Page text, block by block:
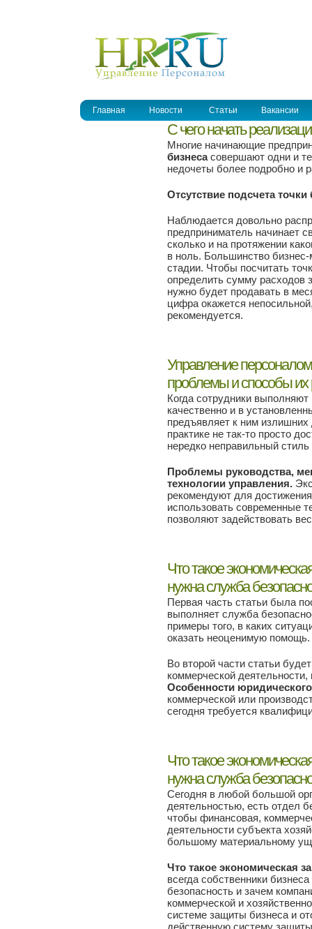
Главная Новости Статьи Вакансии
С чего начать
Многие начинающие
бизнесасовершают одни и
недочеты более подробно и
Отсутствие подсчета
Наблюдается довольно
предприниматель начинает
сколько и на протяжении
в ноль. Большинство
стадии. Чтобы посчитать
определить сумму расходов
нужно будет продавать в
цифра окажется
рекомендуется.
Управление
проблемы и способы
Когда сотрудники
качественно и в
предъявляет к ним
практике не так-то просто
нередко неправильный стиль
Проблемы руководства,
технологии управления.
рекомендуют для
использовать современные
позволяют задействовать
Что такое
нужна служба
Первая часть статьи была
выполняет служба
примеры того, в каких
оказать неоценимую помощь.
Во второй части статьи
коммерческой
Особенности
коммерческой или
сегодня требуется
Что такое
нужна служба
Сегодня в любой большой
деятельностью, есть отдел
чтобы финансовая,
деятельности субъекта
большому материальному
Что такое экономическая
всегда собственники
безопасность и зачем
коммерческой и
системе защиты бизнеса и
действенную систему